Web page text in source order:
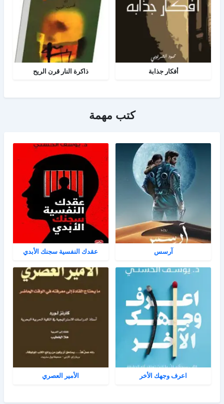
أفكار جذابة ذاكرة النار قرن الريح
كتب مهمة
آرسس عقدك النفسية سجنك الأبدي
اعرف وجهك الأخر الأمير العصري